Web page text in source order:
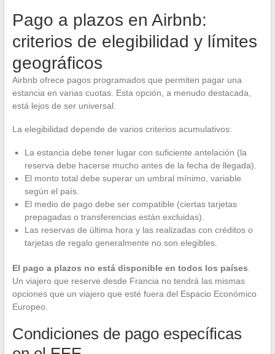
Pago a plazos en Airbnb:
criterios de elegibilidad y límites
geográficos
Airbnb ofrece pagos programados que permiten pagar una
estancia en varias cuotas. Esta opción, a menudo destacada,
está lejos de ser universal.
La elegibilidad depende de varios criterios acumulativos:
La estancia debe tener lugar con suficiente antelación (la
reserva debe hacerse mucho antes de la fecha de llegada).
El monto total debe superar un umbral mínimo, variable
según el país.
El medio de pago debe ser compatible (ciertas tarjetas
prepagadas o transferencias están excluidas).
Las reservas de última hora y las realizadas con créditos o
tarjetas de regalo generalmente no son elegibles.
El pago a plazos no está disponible en todos los países
Un viajero que reserve desde Francia no tendrá las mismas
opciones que un viajero que esté fuera del Espacio Económico
Europeo.
Condiciones de pago específicas